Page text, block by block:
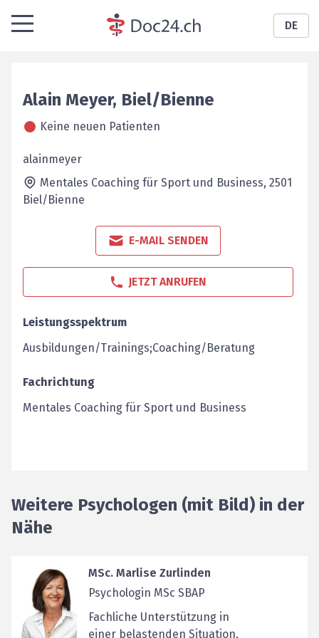
DE
Alain Meyer, Biel/Bienne
Keine neuen Patienten
alainmeyer
Mentales Coaching für Sport und Business, 2501
Biel/Bienne
E-MAIL SENDEN
JETZT ANRUFEN
Leistungsspektrum
Ausbildungen/Trainings;Coaching/Beratung
Fachrichtung
Mentales Coaching für Sport und Business
Weitere Psychologen (mit Bild) in der
Nähe
MSc. Marlise Zurlinden
Psychologin MSc SBAP
Fachliche Unterstützung in
einer belastenden Situation,